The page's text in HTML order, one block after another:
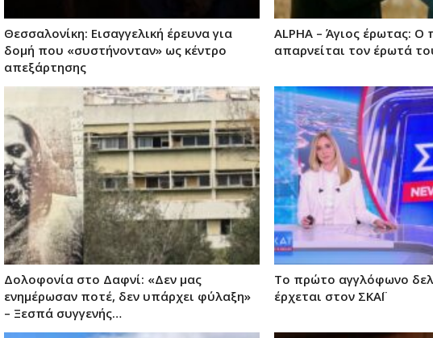
Θεσσαλονίκη: Εισαγγελική έρευνα για
δομή που «συστήνονταν» ως κέντρο
απεξάρτησης
ALPHA – Άγιος έρωτας: Ο
απαρνείται τον έρωτά
Δολοφονία στο Δαφνί: «Δεν μας
ενημέρωσαν ποτέ, δεν υπάρχει φύλαξη»
– Ξεσπά συγγενής…
Το πρώτο αγγλόφωνο
έρχεται στον ΣΚΑΪ